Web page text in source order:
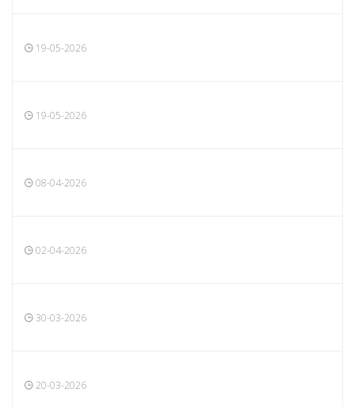
19-05-2026
19-05-2026
08-04-2026
02-04-2026
30-03-2026
20-03-2026